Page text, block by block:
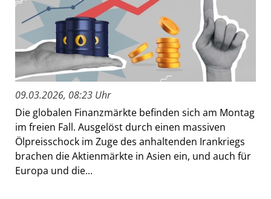
09.03.2026, 08:23 Uhr
Die globalen Finanzmärkte befinden sich am Montag
im freien Fall. Ausgelöst durch einen massiven
Ölpreisschock im Zuge des anhaltenden Irankriegs
brachen die Aktienmärkte in Asien ein, und auch für
Europa und die...